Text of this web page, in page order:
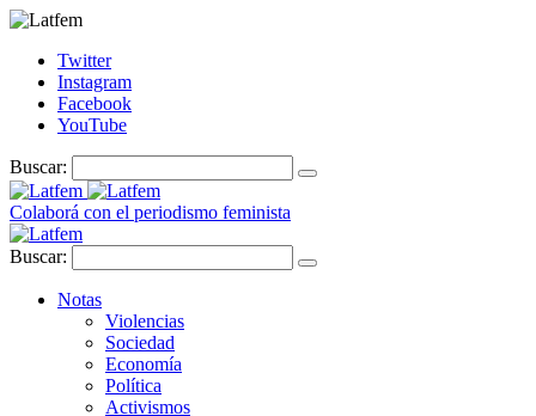
Twitter
Instagram
Facebook
YouTube
Buscar:
Colaborá con el periodismo feminista
Buscar:
Notas
Violencias
Sociedad
Economía
Política
Activismos